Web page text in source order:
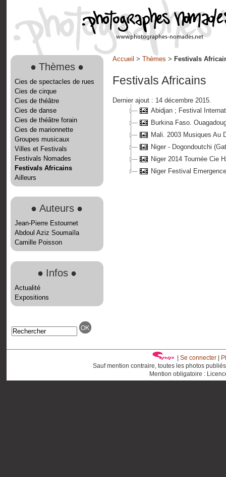
● Thèmes ●
Cies de spectacles de rues
Cies de cirque
Cies de théâtre
Cies de danse
Cies de théâtre forain
Cies de marionnette
Groupes musicaux
Villes et Festivals
Festivals Nomades
Festivals Africains
Ailleurs
● Auteurs ●
Jean-Pierre Estournet
Abdoul Aziz Soumaïla
Camille Poisson
● Infos ●
Actualité
Expositions
Accueil > Thèmes > Festivals
Festivals Africains
Dernier ajout : 14 décembre 2015.
Abidjan ; Festival
Burkina Faso.
Mali. 2003 Musiques Au
Niger - Dogondoutchi
Niger 2014 Tournée Cie
Niger Festival
Se connecter|
Sauf mention contraire, toutes les photos
Mention obligatoire :